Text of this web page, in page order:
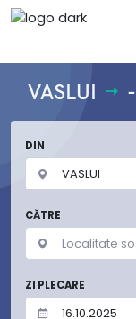
VASLUI -
DIN
CĂTRE
ZI PLECARE